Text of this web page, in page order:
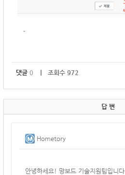
-
댓글 0 ｜ 조회수 972
답 변
Hometory
안녕하세요! 망보드 기술지원팀입니다.